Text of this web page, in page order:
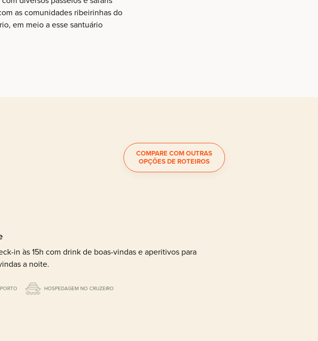
as comunidades ribeirinhas do
em meio a esse santuário
COMPARE COM OUTRAS
OPÇÕES DE ROTEIROS
in às 15h com drink de boas-vindas e aperitivos para
a noite.
HOSPEDAGEM NO CRUZEIRO